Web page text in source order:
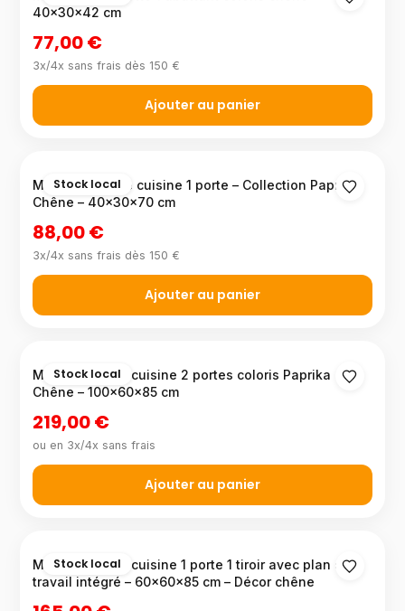
40×30×42 cm
77,00 €
3x/4x sans frais dès 150 €
Ajouter au panier
Stock local
Meuble haut de cuisine 1 porte – Collection Paprika
Chêne – 40×30×70 cm
88,00 €
3x/4x sans frais dès 150 €
Ajouter au panier
Stock local
Meuble bas de cuisine 2 portes coloris Paprika
Chêne – 100x60x85 cm
219,00 €
ou en 3x/4x sans frais
Ajouter au panier
Stock local
Meuble bas de cuisine 1 porte 1 tiroir avec plan de
travail intégré – 60×60×85 cm – Décor chêne